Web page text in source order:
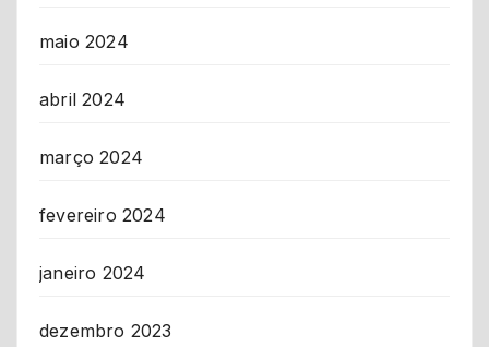
maio 2024
abril 2024
março 2024
fevereiro 2024
janeiro 2024
dezembro 2023